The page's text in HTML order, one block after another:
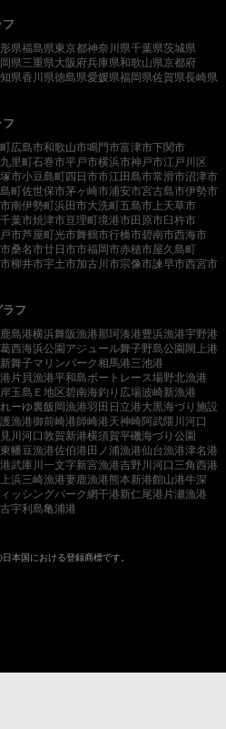
県福島県東京都神奈川県千葉県茨城県
県三重県大阪府兵庫県和歌山県京都府
県香川県徳島県愛媛県福岡県佐賀県長崎県
広島市和歌山市鳴門市富津市下関市
里町石巻市平戸市横浜市神戸市江戸川区
市小豆島町四日市市江田島市常滑市沼津市
町佐世保市茅ヶ崎市浦安市宮古島市伊勢市
南伊勢町浜田市大洗町五島市 上天草市
千葉市焼津市亘理町境港市田原市臼杵市
市芦屋町光市舞鶴市行橋市碧南市西海市
桑名市廿日市市福岡市赤穂市屋久島町
柳井市宇土市加古川市宗像市諫早市西宮市
フ
鹿島港横浜舞阪漁港那珂湊港豊浜漁港宇野港
葛西海浜公園アジュール舞子野島公園閖上港
新舞子マリンパーク相馬港三池港
片貝漁港平和島ボートレース場野北漁港
玉島Ｅ地区碧南海釣り広場波崎新漁港
ーゆ裏飯岡漁港羽田 日立港大黒海づり施設
漁港御前崎港師崎港天神崎阿武隈川河口
川河口敦賀新港横須賀平磯海づり公園
東幡豆漁港佐伯港田ノ浦漁港仙台漁港津名港
武庫川一文字新宮漁港吉野川河口 三角西港
浜三崎漁港妻鹿漁港熊本新港館山港牛深
ッシングパーク網干港新仁尾港 片瀬漁港
古宇利島亀浦港
本国における登録商標です。